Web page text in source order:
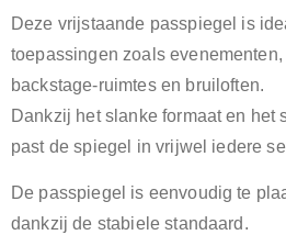
Deze vrijstaande passpiegel is
toepassingen zoals
backstage-ruimtes en bruiloften.
Dankzij het slanke formaat en het
past de spiegel in vrijwel iedere
De passpiegel is eenvoudig te
dankzij de stabiele standaard.